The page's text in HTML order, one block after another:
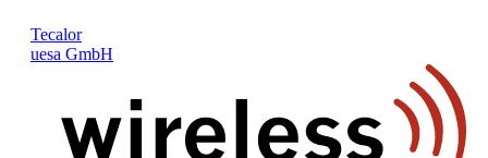
Tecalor
uesa GmbH